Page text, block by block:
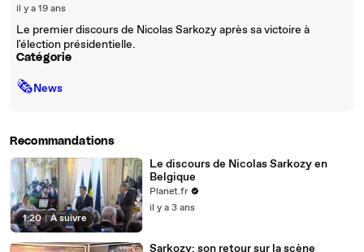
il y a 19 ans
Le premier discours de Nicolas Sarkozy après sa victoire à
l'élection présidentielle.
Catégorie
🗞News
Recommandations
1:20 | À suivre
Le discours de Nicolas Sarkozy en
Belgique
Planet.fr
il y a 3 ans
Sarkozy: son retour sur la scène